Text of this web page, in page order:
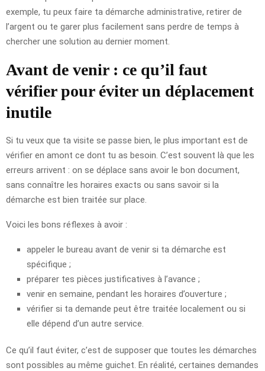
exemple, tu peux faire ta démarche administrative, retirer de
l’argent ou te garer plus facilement sans perdre de temps à
chercher une solution au dernier moment.
Avant de venir : ce qu’il faut
vérifier pour éviter un déplacement
inutile
Si tu veux que ta visite se passe bien, le plus important est de
vérifier en amont ce dont tu as besoin. C’est souvent là que les
erreurs arrivent : on se déplace sans avoir le bon document,
sans connaître les horaires exacts ou sans savoir si la
démarche est bien traitée sur place.
Voici les bons réflexes à avoir :
appeler le bureau avant de venir si ta démarche est
spécifique ;
préparer tes pièces justificatives à l’avance ;
venir en semaine, pendant les horaires d’ouverture ;
vérifier si ta demande peut être traitée localement ou si
elle dépend d’un autre service.
Ce qu’il faut éviter, c’est de supposer que toutes les démarches
sont possibles au même guichet. En réalité, certaines demandes